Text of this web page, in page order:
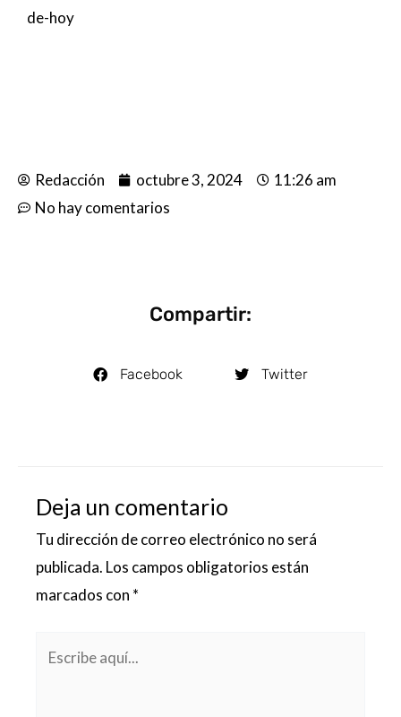
de-hoy
Redacción octubre 3, 2024
11:26 am
No hay comentarios
Compartir:
Facebook Twitter
Deja un comentario
Tu dirección de correo electrónico no será
publicada. Los campos obligatorios están
marcados con *